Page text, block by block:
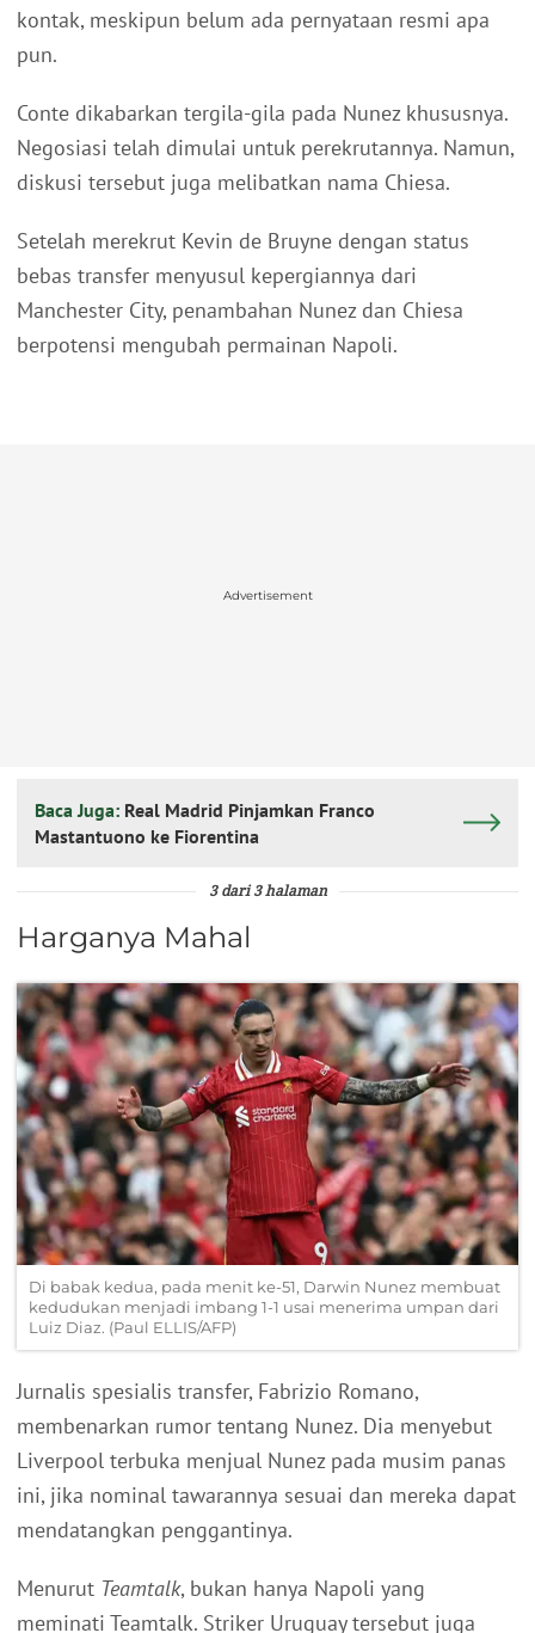
kontak, meskipun belum ada pernyataan resmi apa
pun.
Conte dikabarkan tergila-gila pada Nunez khususnya.
Negosiasi telah dimulai untuk perekrutannya. Namun,
diskusi tersebut juga melibatkan nama Chiesa.
Setelah merekrut Kevin de Bruyne dengan status
bebas transfer menyusul kepergiannya dari
Manchester City, penambahan Nunez dan Chiesa
berpotensi mengubah permainan Napoli.
Advertisement
Baca Juga: Real Madrid Pinjamkan Franco
Mastantuono ke Fiorentina
3 dari 3 halaman
Harganya Mahal
Di babak kedua, pada menit ke-51, Darwin Nunez membuat
kedudukan menjadi imbang 1-1 usai menerima umpan dari
Luiz Diaz. (Paul ELLIS/AFP)
Jurnalis spesialis transfer, Fabrizio Romano,
membenarkan rumor tentang Nunez. Dia menyebut
Liverpool terbuka menjual Nunez pada musim panas
ini, jika nominal tawarannya sesuai dan mereka dapat
mendatangkan penggantinya.
Menurut Teamtalk, bukan hanya Napoli yang
meminati Teamtalk. Striker Uruguay tersebut juga